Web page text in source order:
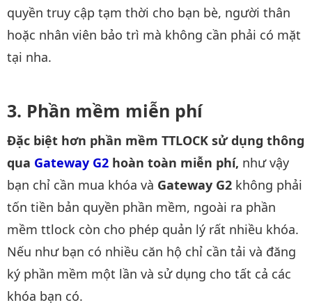
quyền truy cập tạm thời cho bạn bè, người thân
hoặc nhân viên bảo trì mà không cần phải có mặt
tại nha.
Phần mềm miễn phí
Đặc biệt hơn phần mềm TTLOCK sử dụng thông
qua Gateway G2 hoàn toàn miễn phí, như vậy
bạn chỉ cần mua khóa và Gateway G2 không phải
tốn tiền bản quyền phần mềm, ngoài ra phần
mềm ttlock còn cho phép quản lý rất nhiều khóa.
Nếu như bạn có nhiều căn hộ chỉ cần tải và đăng
ký phần mềm một lần và sử dụng cho tất cả các
khóa bạn có.